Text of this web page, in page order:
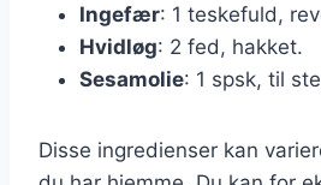
Ingefær: 1 teskefuld,
Hvidløg: 2 fed, hakket.
Sesamolie: 1 spsk, til
Disse ingredienser kan